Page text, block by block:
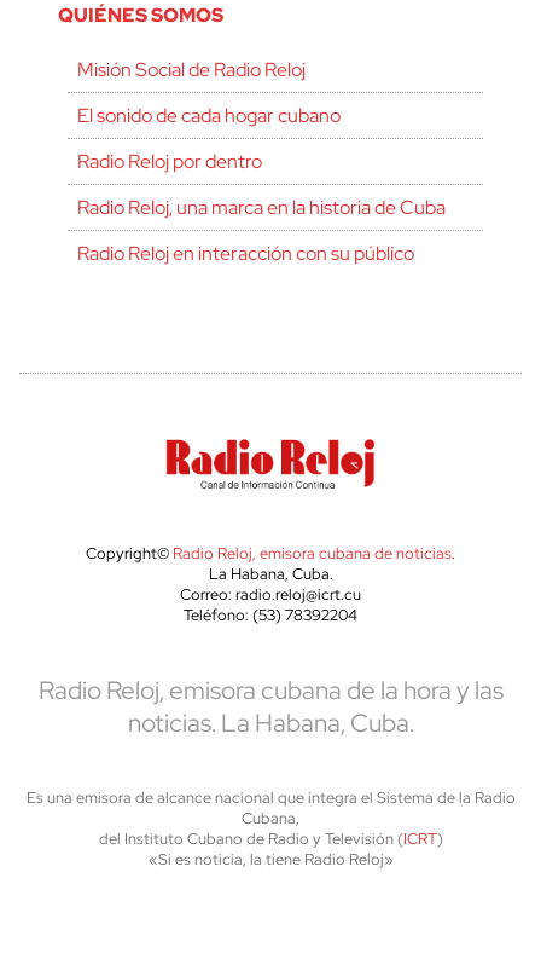
QUIÉNES SOMOS
Misión Social de Radio Reloj
El sonido de cada hogar cubano
Radio Reloj por dentro
Radio Reloj, una marca en la historia de Cuba
Radio Reloj en interacción con su público
Copyright© Radio Reloj, emisora cubana de noticias.
La Habana, Cuba.
Correo: radio.reloj@icrt.cu
Teléfono: (53) 78392204
Radio Reloj, emisora cubana de la hora y las
noticias. La Habana, Cuba.
Es una emisora de alcance nacional que integra el Sistema de la Radio
Cubana,
del Instituto Cubano de Radio y Televisión (ICRT)
«Si es noticia, la tiene Radio Reloj»